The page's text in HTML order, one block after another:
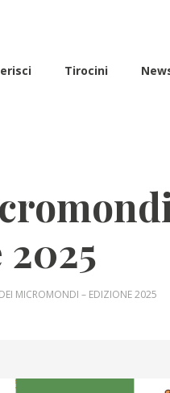
Tirocini
MICROMONDI – EDIZIONE 2025